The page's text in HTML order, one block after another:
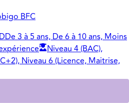
BFC
De 3 à 5 ans, De 6 à 10 ans, Moins
Niveau 4 (BAC),
Niveau 6 (Licence, Maitrise,